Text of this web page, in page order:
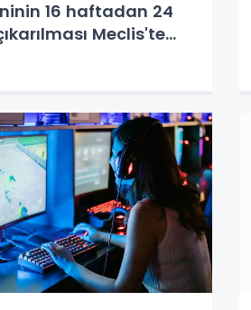
16 haftadan 24
Meclis'te...